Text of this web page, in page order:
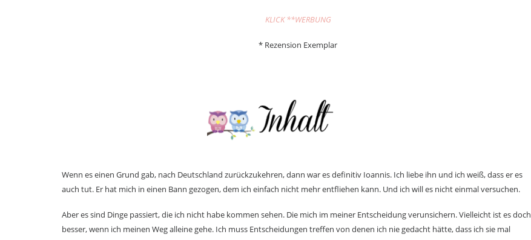
KLICK **WERBUNG
* Rezension Exemplar
Wenn es einen Grund gab, nach Deutschland zurückzukehren, dann war es definitiv Ioannis. Ich liebe ihn und ich weiß, dass er es
auch tut. Er hat mich in einen Bann gezogen, dem ich einfach nicht mehr entfliehen kann. Und ich will es nicht einmal versuchen.
Aber es sind Dinge passiert, die ich nicht habe kommen sehen. Die mich im meiner Entscheidung verunsichern. Vielleicht ist es doch
besser, wenn ich meinen Weg alleine gehe. Ich muss Entscheidungen treffen von denen ich nie gedacht hätte, dass ich sie mal